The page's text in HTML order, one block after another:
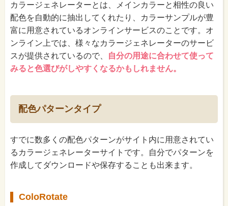
カラージェネレーターとは、メインカラーと相性の良い
配色を自動的に抽出してくれたり、カラーサンプルが豊
富に用意されているオンラインサービスのことです。オ
ンライン上では、様々なカラージェネレーターのサービ
スが提供されているので、
自分の用途に合わせて使って
みると色選びがしやすくなるかもしれません。
配色パターンタイプ
すでに数多くの配色パターンがサイト内に用意されてい
るカラージェネレーターサイトです。自分でパターンを
作成してダウンロードや保存することも出来ます。
ColoRotate